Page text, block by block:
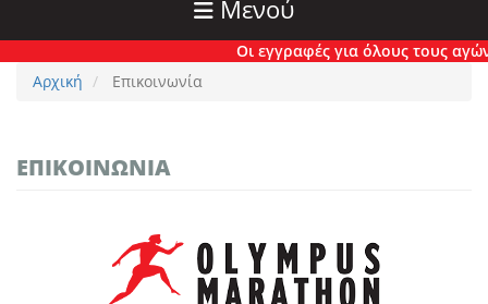
Μενού
Οι εγγραφές για όλους τους
Αρχική
Επικοινωνία
ΕΠΙΚΟΙΝΩΝΊΑ